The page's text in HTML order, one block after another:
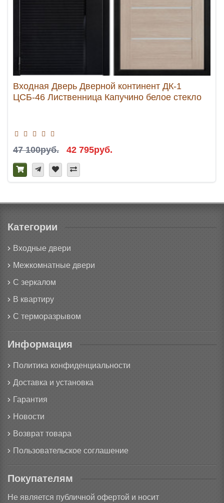
Входная Дверь Дверной континент ДК-1
ЦСБ-46 Лиственница Капучино белое стекло
47 100руб. 42 795руб.
Категории
Входные двери
Межкомнатные двери
С зеркалом
В квартиру
С терморазрывом
Информация
Политика конфиденциальности
Доставка и установка
Гарантия
Новости
Возврат товара
Пользовательское соглашение
Покупателям
Не является публичной офертой и носит